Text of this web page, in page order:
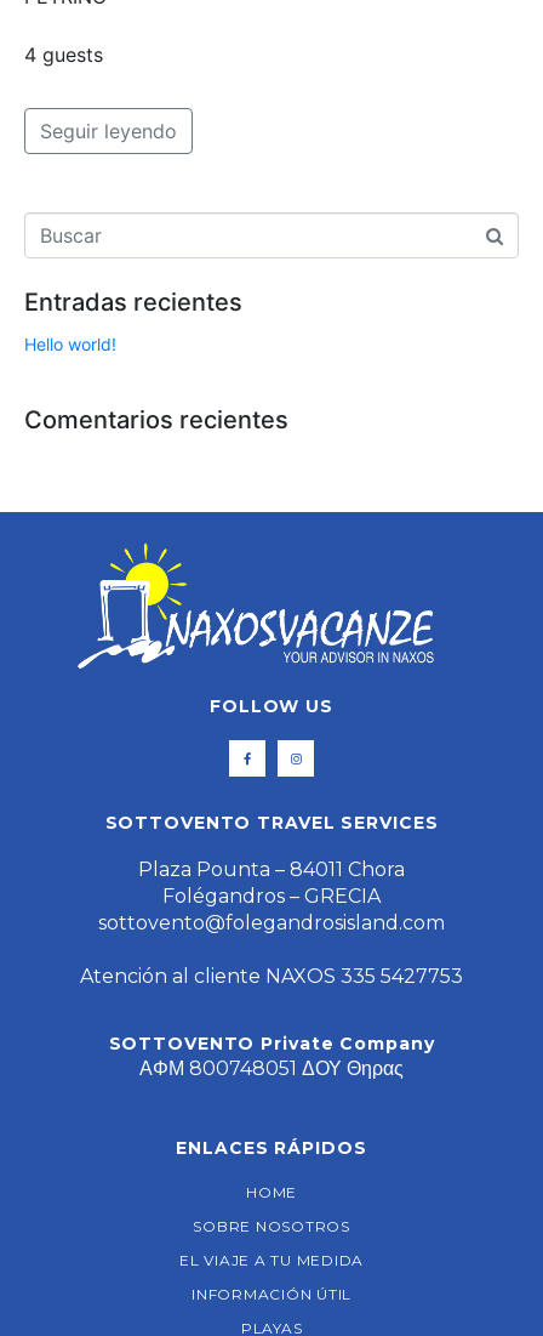
4 guests
Seguir leyendo
Entradas recientes
Hello world!
Comentarios recientes
FOLLOW US
SOTTOVENTO TRAVEL SERVICES
Plaza Pounta – 84011 Chora
Folégandros – GRECIA
sottovento@folegandrosisland.com
Atención al cliente NAXOS 335 5427753
SOTTOVENTO Private Company
ΑΦΜ 800748051 ΔΟΥ Θηρας
ENLACES RÁPIDOS
HOME
SOBRE NOSOTROS
EL VIAJE A TU MEDIDA
INFORMACIÓN ÚTIL
PLAYAS